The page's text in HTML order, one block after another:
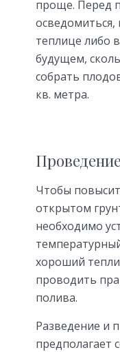
проще. Перед
теплице либо
будущем,
собрать
кв. метра.
Чтобы
открытом
необходимо
хороший
проводить
полива.
Разведение и
предполагает